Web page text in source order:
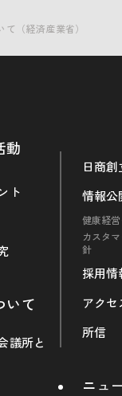
（経済産業省）
動
ト
いて
議所と
日商
情報公
健康経
カスタ
針
採用情
アクセ
所信
ニュ